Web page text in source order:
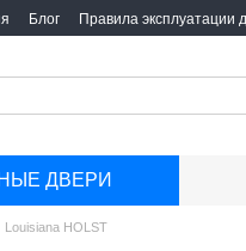
Блог Правила эксплуатации
ДВЕРИ
Louisiana HOLST